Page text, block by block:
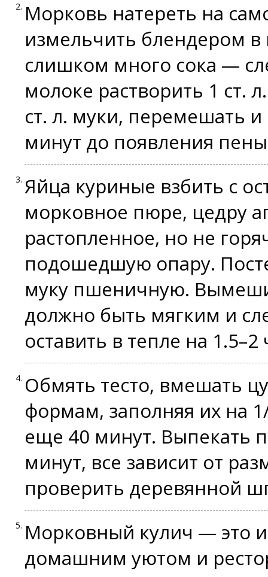
Морковь натереть на
измельчить блендером
слишком много сока —
молоке растворить 1 ст.
ст. л. муки, перемешать
минут до появления
Яйца куриные взбить с
морковное пюре, цедру
растопленное, но не
подошедшую опару.
муку пшеничную.
должно быть мягким и
оставить в тепле на
Обмять тесто, вмешать
формам, заполняя их на
еще 40 минут. Выпекать
минут, все зависит от
проверить деревянной
Морковный кулич — это
домашним уютом и